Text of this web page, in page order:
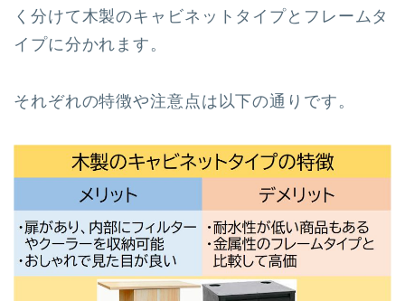
く分けて木製のキャビネットタイプとフレームタ
イプに分かれます。
それぞれの特徴や注意点は以下の通りです。